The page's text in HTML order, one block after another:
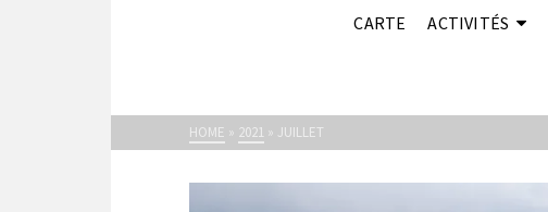
CARTE ACTIVITÉS
HOME » 2021 » JUILLET